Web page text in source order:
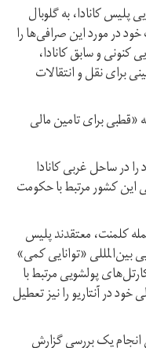
پلیس کانادا، به گلوبال
در مورد این صرافی‌ها را
کنونی و سابق کانادا،
برای نقل و انتقالات
«قطبی برای تامین مالی
در ساحل غربی کانادا
کشور مرتبط با حکومت
کلمنت، معتقدند پلیس
بین‌المللی «توانایی کمی»
پولشویی مرتبط با
جرایم مالی خود در آنتاریو را نیز تعطیل